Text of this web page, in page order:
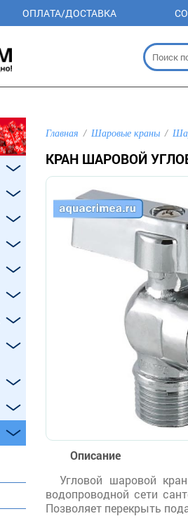
ОПЛАТА/ДОСТАВКА
Главная Шаровые краны
КРАН ШАРОВОЙ
Описание
Угловой шаровой
водопроводной сети
Позволяет перекрыть